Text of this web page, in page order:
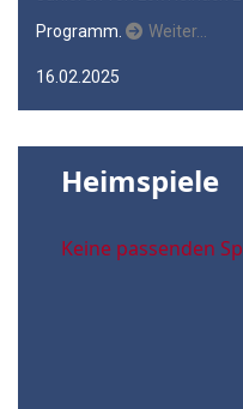
Programm.
Weiter…
16.02.2025